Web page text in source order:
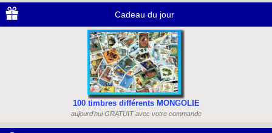
Cadeau du jour
100 timbres différents MONGOLIE
aujourd'hui GRATUIT avec votre commande